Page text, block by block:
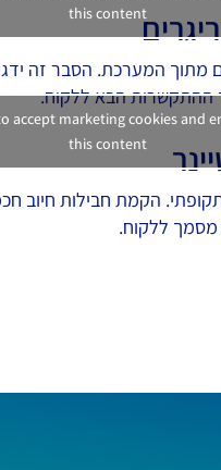
this content
מתוך המערכת. הסבר זה
accept marketing cookies and
this content
הקמת חבילות חיוב
מסמך ללקוח.